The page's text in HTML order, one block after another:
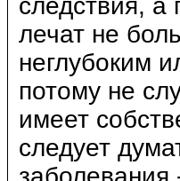
следствия,
лечат не
неглубоким
потому не
имеет
следует